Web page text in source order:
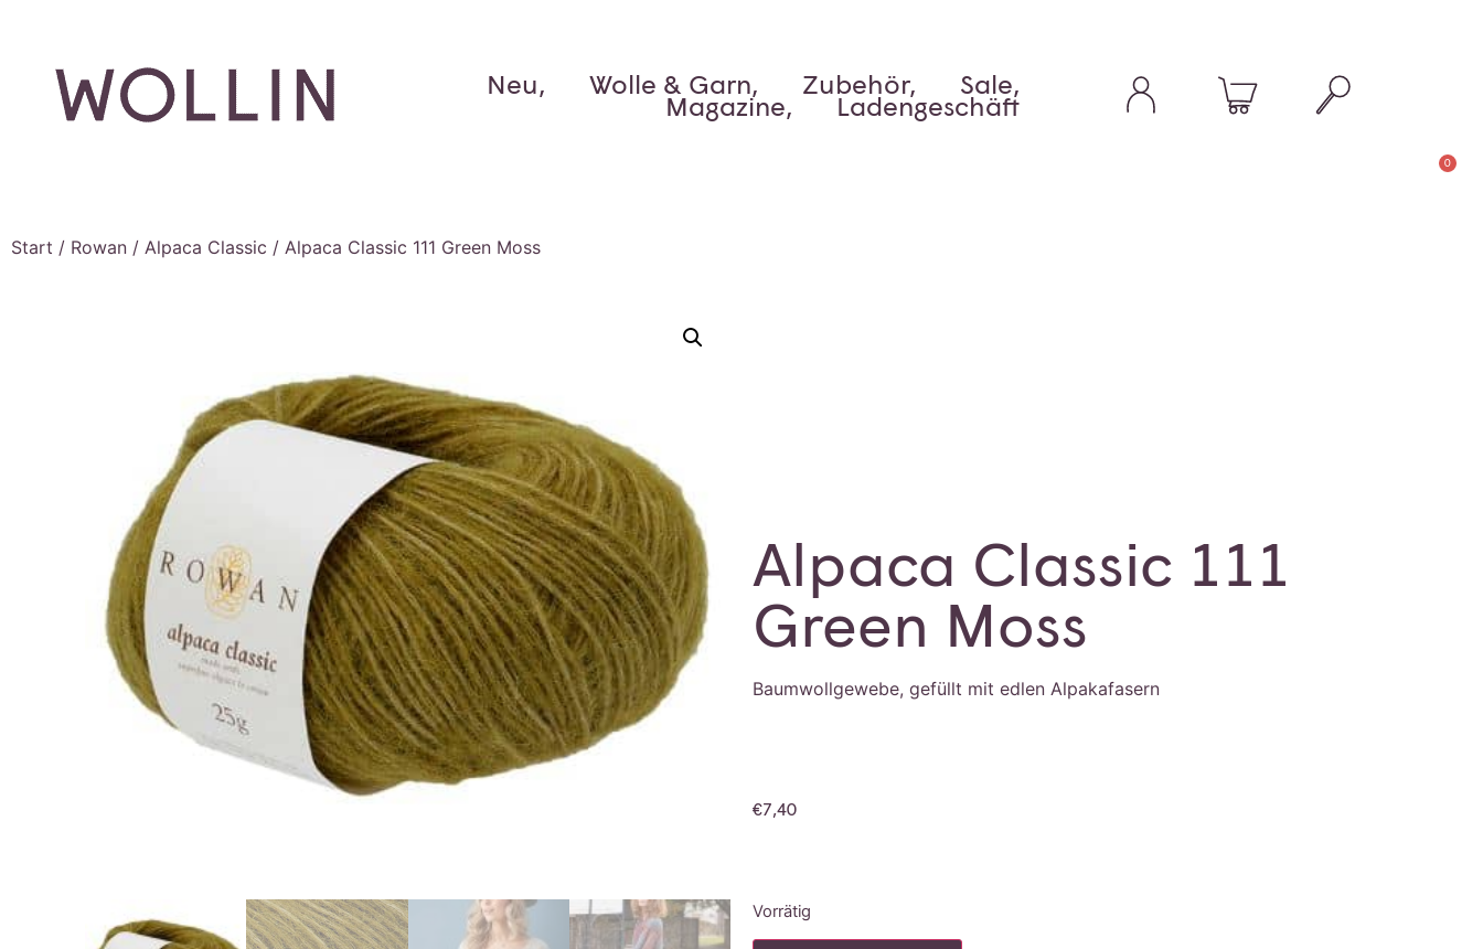
Neu, Wolle & Garn, Zubehör, Sale,
Magazine, Ladengeschäft
0
Start / Rowan / Alpaca Classic / Alpaca Classic 111 Green Moss
Alpaca Classic 111
Green Moss
Baumwollgewebe, gefüllt mit edlen Alpakafasern
€7,40
Vorrätig